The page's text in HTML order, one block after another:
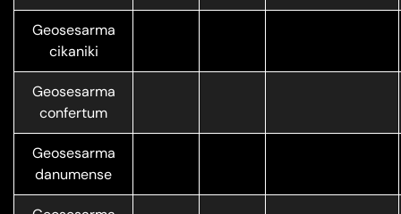
Geosesarma
cikaniki
Geosesarma
confertum
Geosesarma
danumense